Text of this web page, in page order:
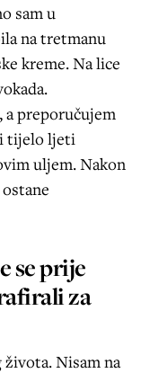
sam u
na tretmanu
kreme. Na lice
preporučujem
i tijelo ljeti
uljem. Nakon
se prije
za
Nisam na